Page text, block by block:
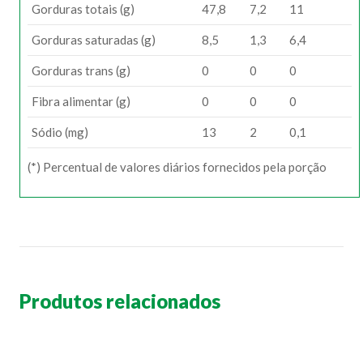
Gorduras totais (g) 47,8 7,2 11
Gorduras saturadas (g) 8,5 1,3 6,4
Gorduras trans (g) 0 0 0
Fibra alimentar (g) 0 0 0
Sódio (mg) 13 2 0,1
(*) Percentual de valores diários fornecidos pela porção
Produtos relacionados